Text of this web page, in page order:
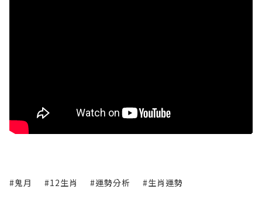
#鬼月 #12生肖 #運勢分析 #生肖運勢